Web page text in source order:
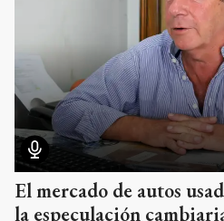
El mercado de autos
la especulación